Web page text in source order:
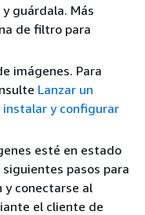
guárdala. Más
de filtro para
imágenes. Para
Lanzar un
y configurar
esté en estado
siguientes pasos para
y conectarse al
el cliente de